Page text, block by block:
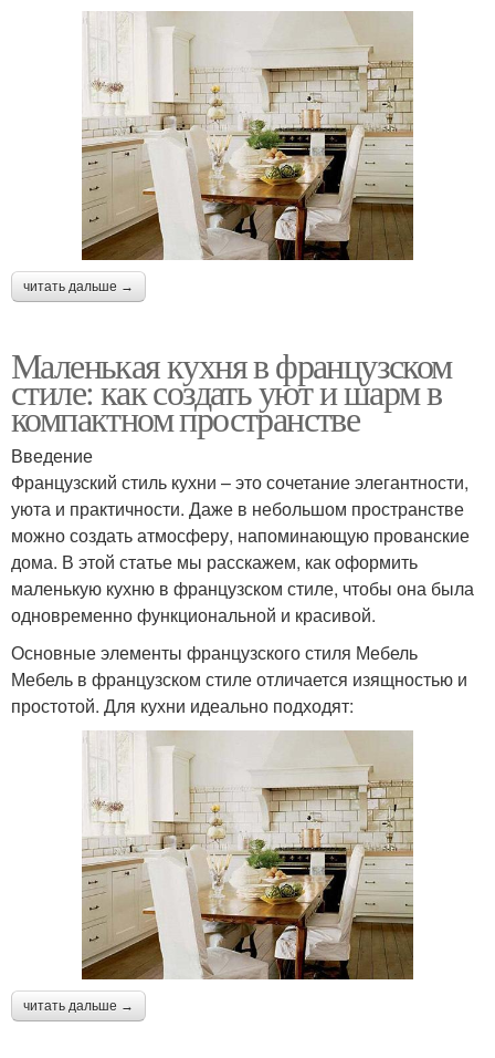
читать дальше →
Маленькая кухня в французском
стиле: как создать уют и шарм в
компактном пространстве
Введение
Французский стиль кухни – это сочетание элегантности,
уюта и практичности. Даже в небольшом пространстве
можно создать атмосферу, напоминающую прованские
дома. В этой статье мы расскажем, как оформить
маленькую кухню в французском стиле, чтобы она была
одновременно функциональной и красивой.
Основные элементы французского стиля Мебель
Мебель в французском стиле отличается изящностью и
простотой. Для кухни идеально подходят:
читать дальше →